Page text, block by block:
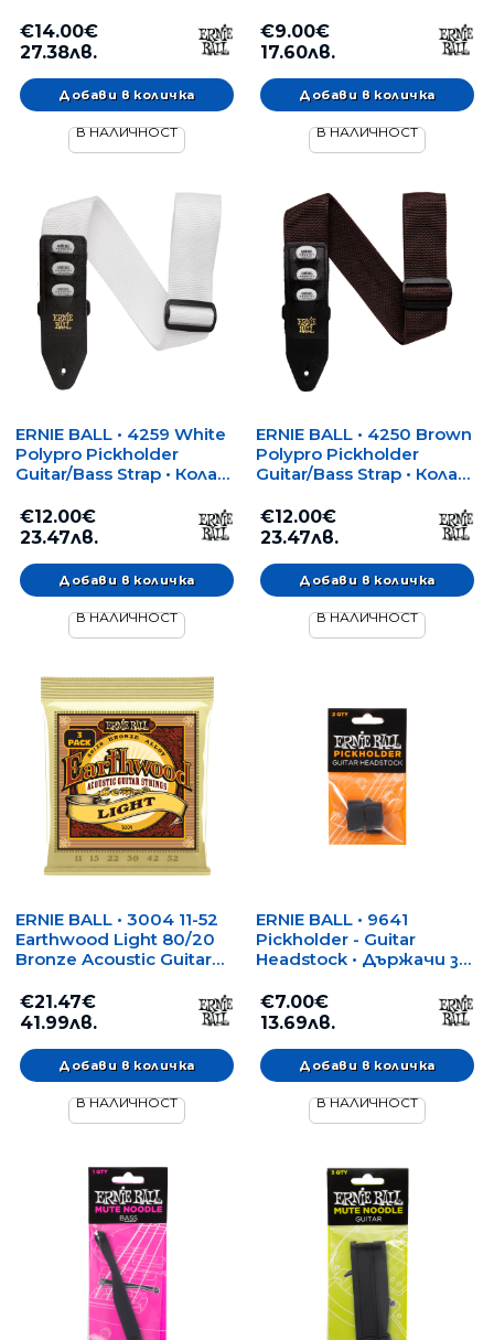
акустична китара
€14.00€
27.38лв.
В НАЛИЧНОСТ
акустична китара
€9.00€
17.60лв.
В НАЛИЧНОСТ
ERNIE BALL • 4259 White
Polypro Pickholder
Guitar/Bass Strap • Колан
€12.00€
23.47лв.
В НАЛИЧНОСТ
ERNIE BALL • 4250 Brown
Polypro Pickholder
Guitar/Bass Strap • Колан
€12.00€
23.47лв.
В НАЛИЧНОСТ
ERNIE BALL • 3004 11-52
Earthwood Light 80/20
Bronze Acoustic Guitar
пакет струни за
акустична китара
€21.47€
41.99лв.
В НАЛИЧНОСТ
ERNIE BALL • 9641
Pickholder - Guitar
Headstock • Държачи за
€7.00€
13.69лв.
В НАЛИЧНОСТ